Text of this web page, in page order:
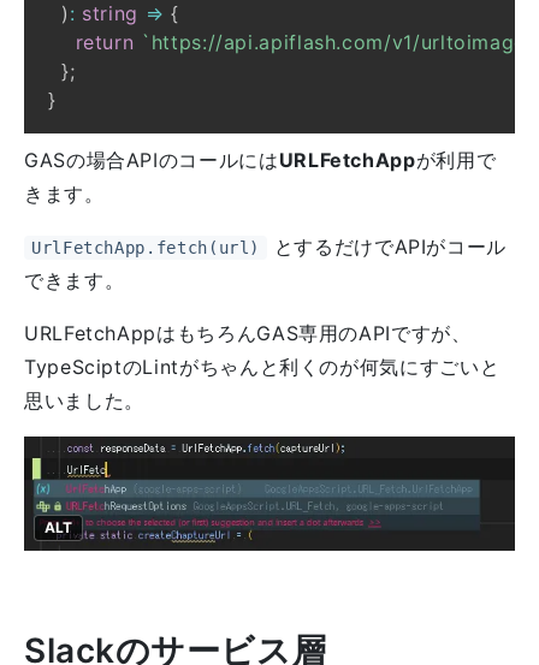
) : string => {
return ` https://api.apiflash.com/v1/
};
}
GASの場合APIのコールにはURLFetchAppが利用で
きます。
UrlFetchApp.fetch(url)
とするだけでAPIがコール
できます。
URLFetchAppはもちろんGAS専用のAPIですが、
TypeSciptのLintがちゃんと利くのが何気にすごいと
思いました。
ALT
Slackのサービス層